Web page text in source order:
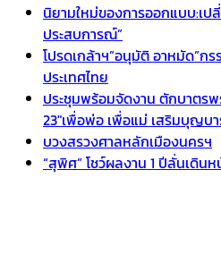
นิยามใหม่ของการออกแบบ:เป
ประสบการณ์”
โปรดเกล้าฯ”อนุมัติ อาหมัด”ก
ประเทศไทย
ประชุมพร้อมจัดงาน ตักบาตรพ
23″เพื่อพ่อ เพื่อแม่ เสริมบุญบา
บวงสรวงศาลหลักเมืองนครฯ
“สุพิศ” โชว์ผลงาน 1 ปีลั่นเดิน